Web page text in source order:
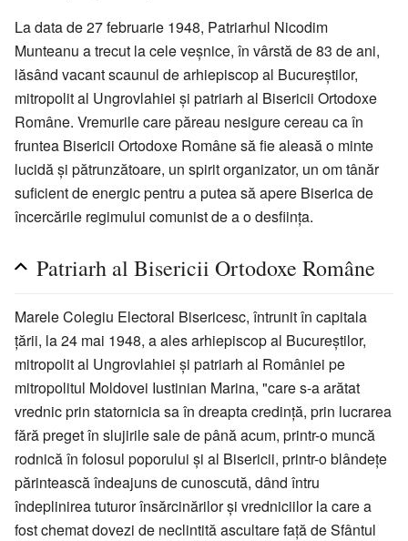
La data de 27 februarie 1948, Patriarhul Nicodim
Munteanu a trecut la cele veșnice, în vârstă de 83 de ani,
lăsând vacant scaunul de arhiepiscop al Bucureștilor,
mitropolit al Ungrovlahiei și patriarh al Bisericii Ortodoxe
Române. Vremurile care păreau nesigure cereau ca în
fruntea Bisericii Ortodoxe Române să fie aleasă o minte
lucidă și pătrunzătoare, un spirit organizator, un om tânăr
suficient de energic pentru a putea să apere Biserica de
încercările regimului comunist de a o desființa.
Patriarh al Bisericii Ortodoxe Române
Marele Colegiu Electoral Bisericesc, întrunit în capitala
țării, la 24 mai 1948, a ales arhiepiscop al Bucureștilor,
mitropolit al Ungrovlahiei și patriarh al României pe
mitropolitul Moldovei Iustinian Marina, "care s-a arătat
vrednic prin statornicia sa în dreapta credință, prin lucrarea
fără preget în slujirile sale de până acum, printr-o muncă
rodnică în folosul poporului și al Bisericii, printr-o blândețe
părintească îndeajuns de cunoscută, dând întru
îndeplinirea tuturor însărcinărilor și vredniciilor la care a
fost chemat dovezi de neclintită ascultare față de Sfântul